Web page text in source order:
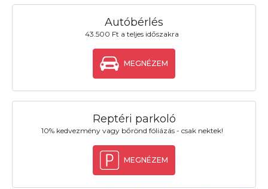
Autóbérlés
43.500 Ft a teljes időszakra
MEGNÉZEM
Reptéri parkoló
10% kedvezmény vagy bőrönd fóliázás - csak nektek!
MEGNÉZEM